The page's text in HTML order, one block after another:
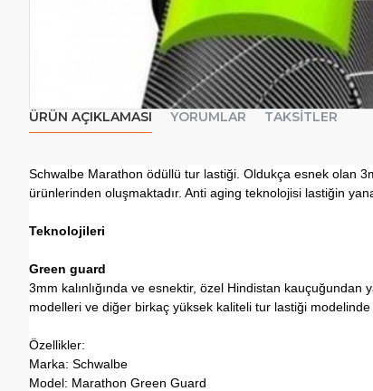
ÜRÜN AÇIKLAMASI YORUMLAR TAKSITLER
Schwalbe Marathon ödüllü tur lastiği. Oldukça esnek olan
ürünlerinden oluşmaktadır. Anti aging teknolojisi lastiğin
Teknolojileri
Green guard
3mm kalınlığında ve esnektir, özel Hindistan kauçuğundan
modelleri ve diğer birkaç yüksek kaliteli tur lastiği modelinde
Özellikler:
Marka: Schwalbe
Model: Marathon Green Guard